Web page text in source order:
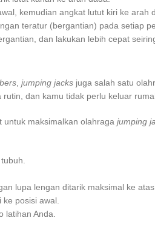
kemudian angkat lutut kiri ke arah
teratur (bergantian) pada setiap
dan lakukan lebih cepat
, jumping jacks juga salah satu
rutin, dan kamu tidak perlu keluar
untuk maksimalkan olahraga jumping
lupa lengan ditarik maksimal ke
ke posisi awal.
latihan Anda.